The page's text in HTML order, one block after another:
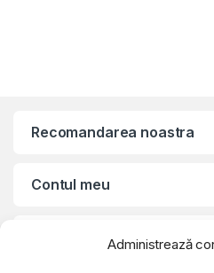
Administrează
Recomandarea noastra
Contul meu
Suport clienti